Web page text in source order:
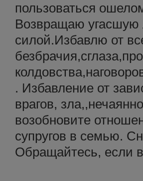
пользоваться
Возвращаю угасшую
силой.Избавлю от
. Избавление от
врагов,
возобновите
супругов в семью.
Обращайтесь, если